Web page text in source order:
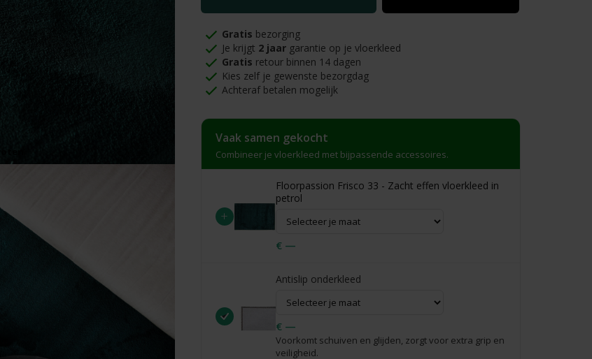
Gratis bezorging
Je krijgt 2 jaargarantie op je vloerkleed
Gratis retour binnen 14 dagen
Kies zelf je gewenste bezorgdag
Achteraf betalen mogelijk
Vaak samen gekocht
Combineer je vloerkleed met bijpassende accessoires.
+
Floorpassion Frisco 33 - Zacht effen vloerkleed in
petrol
€ —
Antislip onderkleed
€ —
Voorkomt schuiven en glijden, zorgt voor extra grip en
veiligheid.